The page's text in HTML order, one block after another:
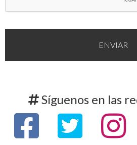
Síguenos en las